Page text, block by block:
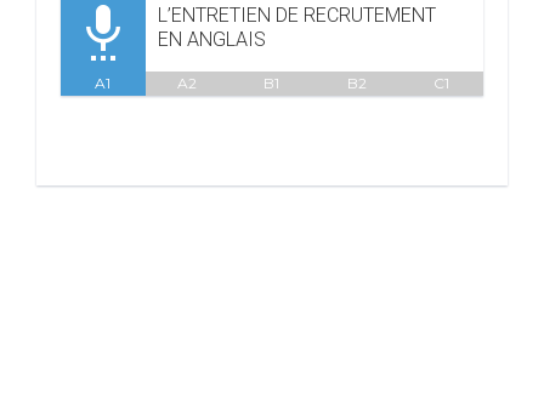

L’ENTRETIEN DE RECRUTEMENT
EN ANGLAIS
A1 A2 B1 B2 C1